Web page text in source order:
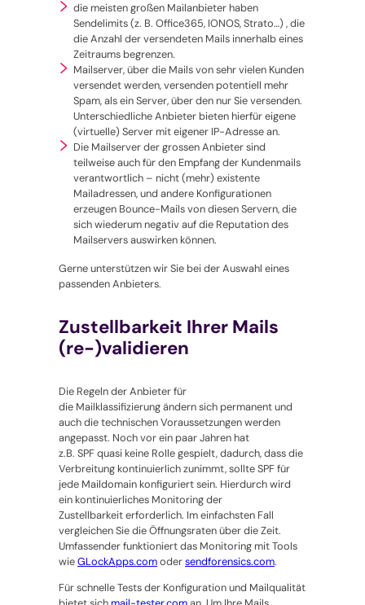
die meisten großen Mailanbieter haben
Sendelimits (z. B. Office365, IONOS, Strato…) , die
die Anzahl der versendeten Mails innerhalb eines
Zeitraums begrenzen.
Mailserver, über die Mails von sehr vielen Kunden
versendet werden, versenden potentiell mehr
Spam, als ein Server, über den nur Sie versenden.
Unterschiedliche Anbieter bieten hierfür eigene
(virtuelle) Server mit eigener IP-Adresse an.
Die Mailserver der grossen Anbieter sind
teilweise auch für den Empfang der Kundenmails
verantwortlich – nicht (mehr) existente
Mailadressen, und andere Konfigurationen
erzeugen Bounce-Mails von diesen Servern, die
sich wiederum negativ auf die Reputation des
Mailservers auswirken können.
Gerne unterstützen wir Sie bei der Auswahl eines
passenden Anbieters.
Zustellbarkeit Ihrer Mails
(re-)validieren
Die Regeln der Anbieter für
die Mailklassifizierung ändern sich permanent und
auch die technischen Voraussetzungen werden
angepasst. Noch vor ein paar Jahren hat
z.B. SPF quasi keine Rolle gespielt, dadurch, dass die
Verbreitung kontinuierlich zunimmt, sollte SPF für
jede Maildomain konfiguriert sein. Hierdurch wird
ein kontinuierliches Monitoring der
Zustellbarkeit erforderlich. Im einfachsten Fall
vergleichen Sie die Öffnungsraten über die Zeit.
Umfassender funktioniert das Monitoring mit Tools
wieGLockApps.comodersendforensics.com.
Für schnelle Tests der Konfiguration und Mailqualität